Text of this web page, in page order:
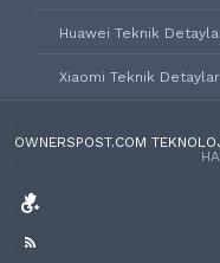
Huawei Teknik
Xiaomi Teknik Detaylar
OWNERSPOST.COM